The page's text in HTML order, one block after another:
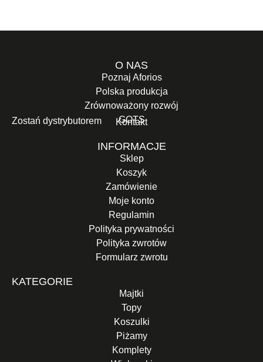
O NAS
Poznaj Aforios
Polska produkcja
Zrównoważony rozwój
GOTS
Zostań dystrybutorem Kontakt
INFORMACJE
Sklep
Koszyk
Zamówienie
Moje konto
Regulamin
Polityka prywatności
Polityka zwrotów
Formularz zwrotu
KATEGORIE
Majtki
Topy
Koszulki
Piżamy
Komplety